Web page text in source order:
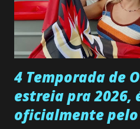
desaparecimento de
ter sido vítima da fúria de
que a clínica inseminou por
...
4 Temporada de
estreia pra 2026,
oficialmente pelo